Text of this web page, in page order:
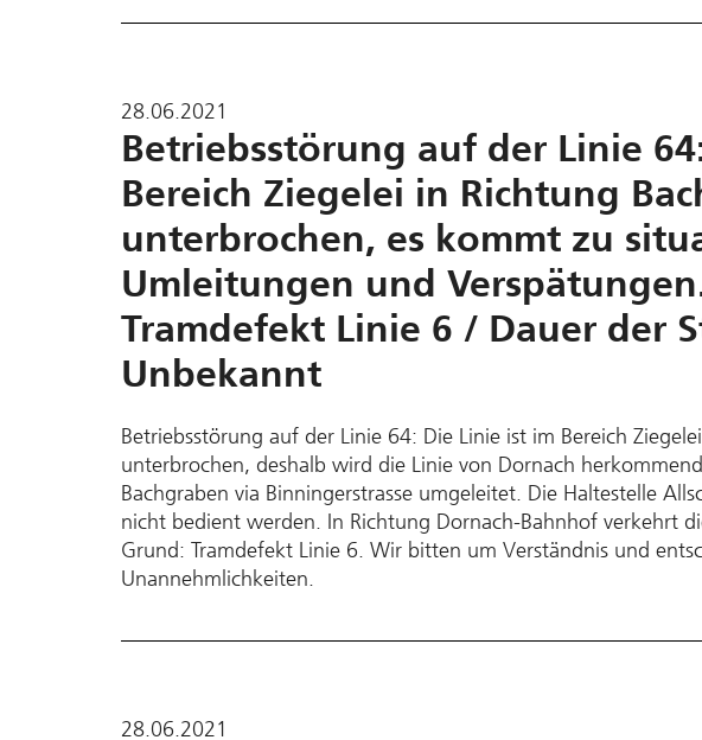
28.06.2021
Betriebsstörung auf der Linie
Bereich Ziegelei in Richtung
unterbrochen, es kommt zu
Umleitungen und
Tramdefekt Linie 6 / Dauer der
Unbekannt
Betriebsstörung auf der Linie 64: Die Linie ist im Bereich
unterbrochen, deshalb wird die Linie von Dornach
Bachgraben via Binningerstrasse umgeleitet. Die Haltestelle
nicht bedient werden. In Richtung Dornach-Bahnhof verkehrt
Grund: Tramdefekt Linie 6. Wir bitten um Verständnis und
Unannehmlichkeiten.
28.06.2021